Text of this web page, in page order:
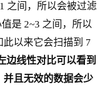
之间，所以会被过滤
是 2~3 之间，所以
以来它会扫描到 7
边线性对比可以看到
且无效的数据会少